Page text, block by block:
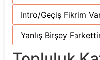
Intro/Geçiş Fikrim
Yanlış Birşey